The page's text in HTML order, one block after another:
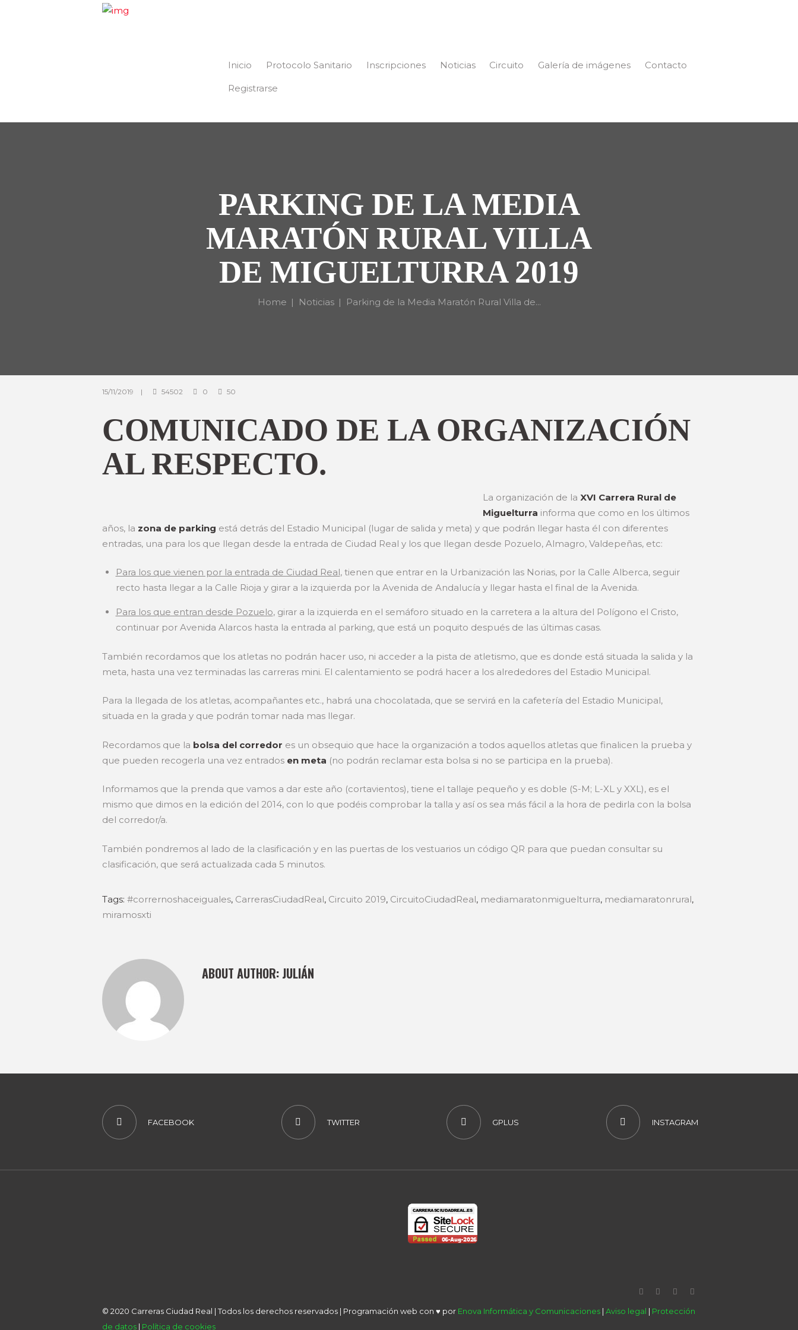
Inicio Protocolo Sanitario Inscripciones Noticias Circuito Galería de imágenes Contacto
Registrarse
PARKING DE LA MEDIA
MARATÓN RURAL VILLA
DE MIGUELTURRA 2019
Home Noticias Parking de la Media Maratón Rural Villa de...
15/11/2019 54502 0 50
COMUNICADO DE LA ORGANIZACIÓN
AL RESPECTO.
La organización de la XVI Carrera Rural de
Miguelturra informa que como en los últimos
años, la zona de parking está detrás del Estadio Municipal (lugar de salida y meta) y que podrán llegar hasta él con diferentes
entradas, una para los que llegan desde la entrada de Ciudad Real y los que llegan desde Pozuelo, Almagro, Valdepeñas, etc:
Para los que vienen por la entrada de Ciudad Real, tienen que entrar en la Urbanización las Norias, por la Calle Alberca, seguir
recto hasta llegar a la Calle Rioja y girar a la izquierda por la Avenida de Andalucía y llegar hasta el final de la Avenida.
Para los que entran desde Pozuelo, girar a la izquierda en el semáforo situado en la carretera a la altura del Polígono el Cristo,
continuar por Avenida Alarcos hasta la entrada al parking, que está un poquito después de las últimas casas.
También recordamos que los atletas no podrán hacer uso, ni acceder a la pista de atletismo, que es donde está situada la salida y la
meta, hasta una vez terminadas las carreras mini. El calentamiento se podrá hacer a los alrededores del Estadio Municipal.
Para la llegada de los atletas, acompañantes etc., habrá una chocolatada, que se servirá en la cafetería del Estadio Municipal,
situada en la grada y que podrán tomar nada mas llegar.
Recordamos que la bolsa del corredor es un obsequio que hace la organización a todos aquellos atletas que finalicen la prueba y
que pueden recogerla una vez entrados en meta (no podrán reclamar esta bolsa si no se participa en la prueba).
Informamos que la prenda que vamos a dar este año (cortavientos), tiene el tallaje pequeño y es doble (S-M; L-XL y XXL), es el
mismo que dimos en la edición del 2014, con lo que podéis comprobar la talla y así os sea más fácil a la hora de pedirla con la bolsa
del corredor/a.
También pondremos al lado de la clasificación y en las puertas de los vestuarios un código QR para que puedan consultar su
clasificación, que será actualizada cada 5 minutos.
Tags: #corrernoshaceiguales, CarrerasCiudadReal, Circuito 2019, CircuitoCiudadReal, mediamaratonmiguelturra, mediamaratonrural,
miramosxti
ABOUT AUTHOR: JULIÁN
FACEBOOK TWITTER GPLUS INSTAGRAM
© 2020 Carreras Ciudad Real | Todos los derechos reservados | Programación web con ♥ por Enova Informática y Comunicaciones | Aviso legal | Protección
de datos | Política de cookies